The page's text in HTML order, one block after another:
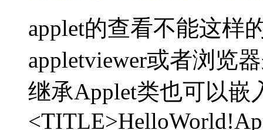
applet的查看不能这样
appletviewer或者浏览
继承Applet类也可以